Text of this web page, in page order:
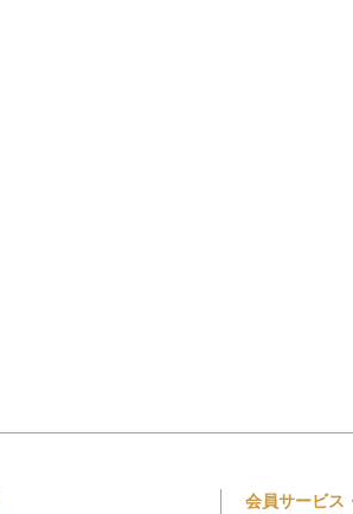
会員サービス